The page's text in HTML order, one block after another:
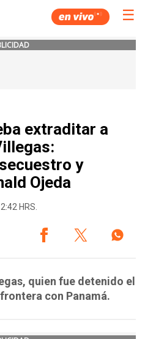
☰
extraditar a
y
Ojeda
HRS.
quien fue detenido el
con Panamá.